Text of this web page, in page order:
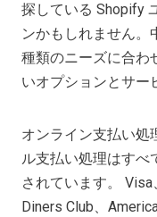
探している Shopify
ンかもしれません。
種類のニーズに合わ
いオプションとサー
オンライン支払い処
ル支払い処理はすべ
されています。 Visa
Diners Club、